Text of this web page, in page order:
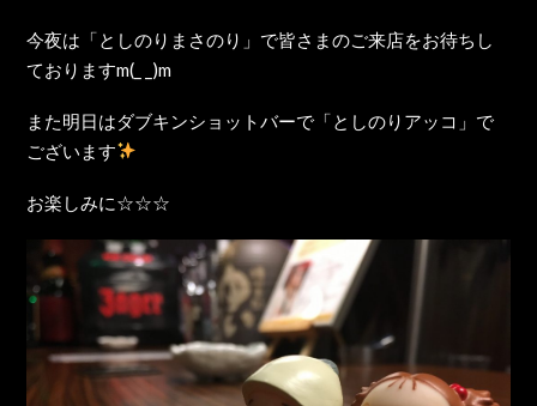
今夜は「としのりまさのり」で皆さまのご来店をお待ちし
ておりますm(_ _)m
また明日はダブキンショットバーで「としのりアッコ」で
ございます
お楽しみに☆☆☆